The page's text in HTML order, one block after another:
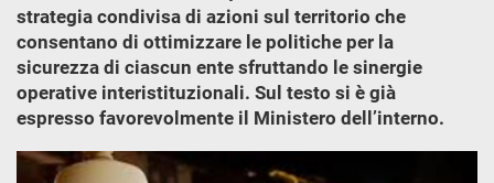
strategia condivisa di azioni sul territorio che
consentano di ottimizzare le politiche per la
sicurezza di ciascun ente sfruttando le sinergie
operative interistituzionali. Sul testo si è già
espresso favorevolmente il Ministero dell’interno.